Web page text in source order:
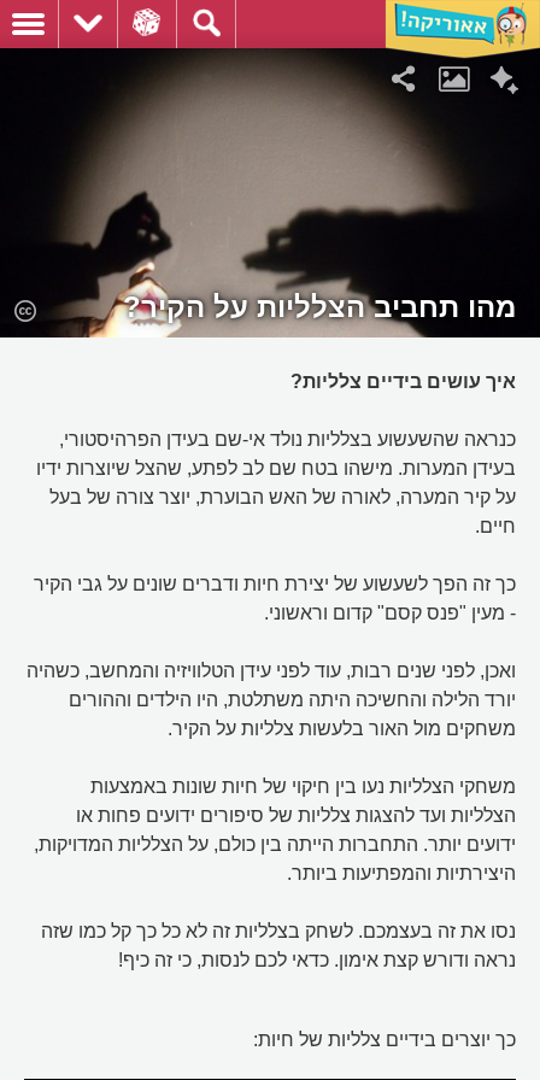
מהו תחביב הצלליות על הקיר?
איך עושים בידיים צלליות?
כנראה שהשעשוע בצלליות נולד אי-שם בעידן הפרהיסטורי,
בעידן המערות. מישהו בטח שם לב לפתע, שהצל שיוצרות ידיו
על קיר המערה, לאורה של האש הבוערת, יוצר צורה של בעל
חיים.
כך זה הפך לשעשוע של יצירת חיות ודברים שונים על גבי הקיר
- מעין "פנס קסם" קדום וראשוני.
ואכן, לפני שנים רבות, עוד לפני עידן הטלוויזיה והמחשב, כשהיה
יורד הלילה והחשיכה היתה משתלטת, היו הילדים וההורים
משחקים מול האור בלעשות צלליות על הקיר.
משחקי הצלליות נעו בין חיקוי של חיות שונות באמצעות
הצלליות ועד להצגות צלליות של סיפורים ידועים פחות או
ידועים יותר. התחברות הייתה בין כולם, על הצלליות המדויקות,
היצירתיות והמפתיעות ביותר.
נסו את זה בעצמכם. לשחק בצלליות זה לא כל כך קל כמו שזה
נראה ודורש קצת אימון. כדאי לכם לנסות, כי זה כיף!
כך יוצרים בידיים צלליות של חיות: